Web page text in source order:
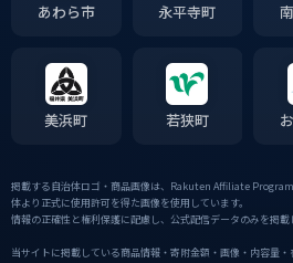
あわら市 永平寺町
美浜町 若狭町
掲載する自治体ロゴ・商品画像は、Rakuten Affiliate
体より正式に使用許可を得た画像を使用しています。
情報の正確性と権利保護に配慮し、公式配信データのみを掲載
当サイトに掲載している商品情報・寄附金額・画像・内容量